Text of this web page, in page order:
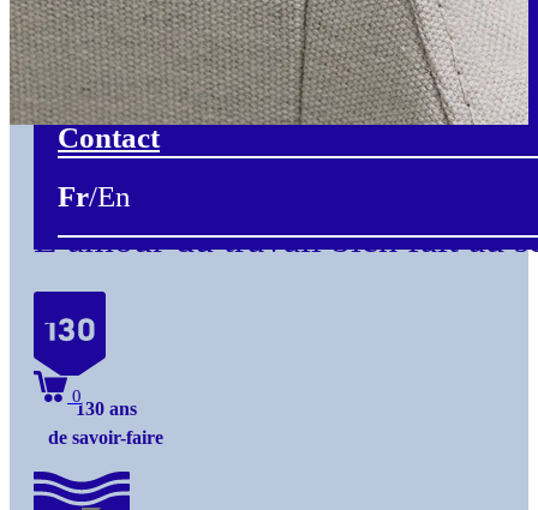
Découpe de mousse
Matelas sur mesure
Blog
Contact
Fr En
0
L’amour du travail bien fait au
130 ans
de savoir-faire